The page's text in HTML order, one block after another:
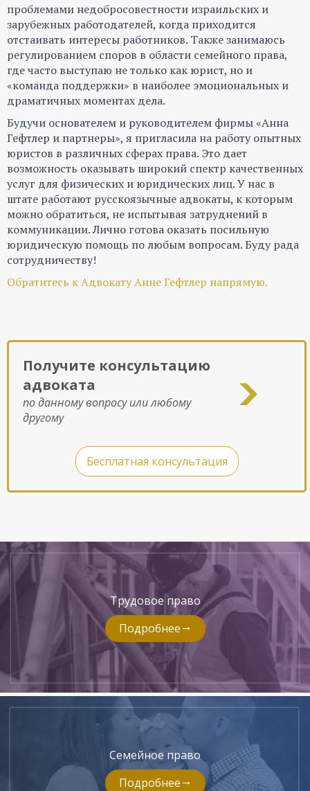
проблемами недобросовестности израильских и
зарубежных работодателей, когда приходится
отстаивать интересы работников. Также занимаюсь
регулированием споров в области семейного права,
где часто выступаю не только как юрист, но и
«команда поддержки» в наиболее эмоциональных и
драматичных моментах дела.
Будучи основателем и руководителем фирмы «Анна
Гефтлер и партнеры», я пригласила на работу опытных
юристов в различных сферах права. Это дает
возможность оказывать широкий спектр качественных
услуг для физических и юридических лиц. У нас в
штате работают русскоязычные адвокаты, к которым
можно обратиться, не испытывая затруднений в
коммуникации. Лично готова оказать посильную
юридическую помощь по любым вопросам. Буду рада
сотрудничеству!
Обратитесь к Адвокату Анне Гефтлер напрямую.
Получите консультацию
адвоката
по данному вопросу или любому
другому
Бесплатная консультация
Трудовое право
Подробнее
Семейное право
Подробнее